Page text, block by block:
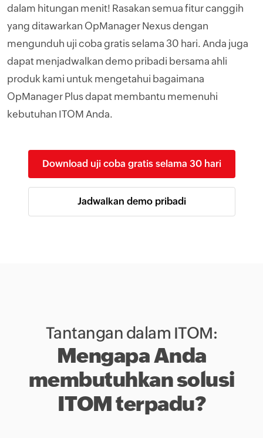
dalam hitungan menit! Rasakan semua fitur canggih
yang ditawarkan OpManager Nexus dengan
mengunduh uji coba gratis selama 30 hari. Anda juga
dapat menjadwalkan demo pribadi bersama ahli
produk kami untuk mengetahui bagaimana
OpManager Plus dapat membantu memenuhi
kebutuhan ITOM Anda.
Download uji coba gratis selama 30 hari
Jadwalkan demo pribadi
Tantangan dalam ITOM:
Mengapa Anda
membutuhkan solusi
ITOM terpadu?